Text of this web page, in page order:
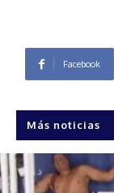
Facebook
Más noticias